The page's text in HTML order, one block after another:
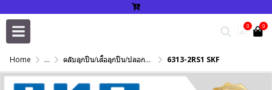
0 0
Home ... ตลับลูกปืน/เสื้อลูกปืน/ปลอกปรับเพลา/แหวนกำหนด/เพลาฮาร์ดโครม 6313-2RS1 SKF